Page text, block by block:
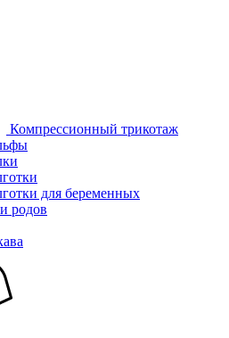
Компрессионный трикотаж
для беременных
родов